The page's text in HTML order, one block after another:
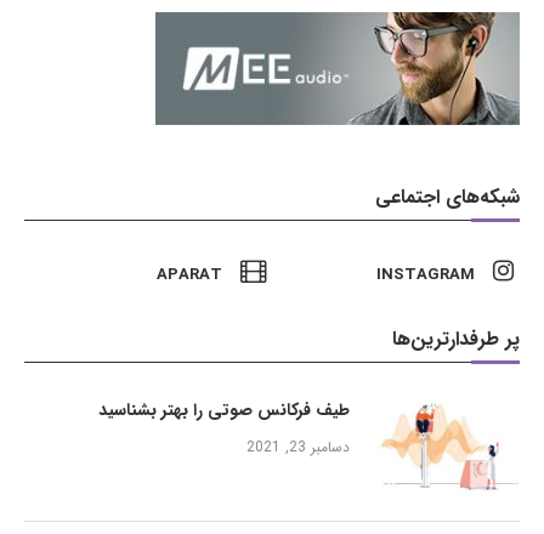
شبکه‌های اجتماعی
INSTAGRAM
APARAT
پر طرفدارترین‌ها
طیف فرکانس صوتی را بهتر بشناسید
دسامبر 23, 2021